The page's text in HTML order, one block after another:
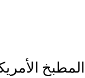
الأمريكي